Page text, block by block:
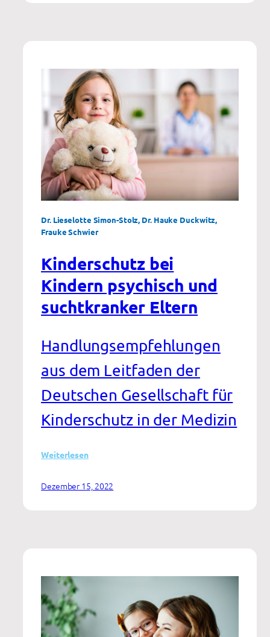
Dr. Lieselotte Simon-Stolz, Dr. Hauke Duckwitz,
Frauke Schwier
Kinderschutz bei
Kindern psychisch und
suchtkranker Eltern
Handlungsempfehlungen
aus dem Leitfaden der
Deutschen Gesellschaft für
Kinderschutz in der Medizin
Weiterlesen:
Kindern
Dezember 15, 2022